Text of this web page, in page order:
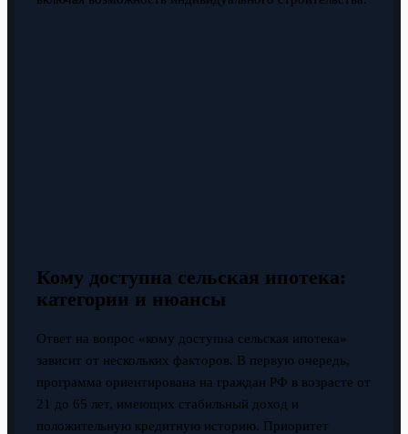
Кому доступна сельская ипотека:
категории и нюансы
Ответ на вопрос «кому доступна сельская ипотека»
зависит от нескольких факторов. В первую очередь,
программа ориентирована на граждан РФ в возрасте от
21 до 65 лет, имеющих стабильный доход и
положительную кредитную историю. Приоритет